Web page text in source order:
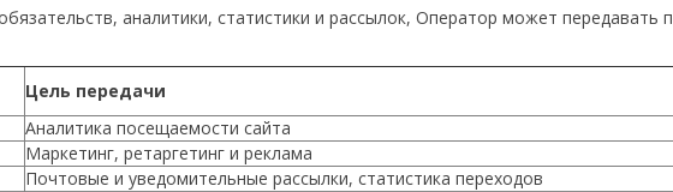
аналитики, статистики и рассылок, Оператор может
Цель передачи
Аналитика посещаемости сайта
Маркетинг, ретаргетинг и реклама
Почтовые и уведомительные рассылки, статистика переходов